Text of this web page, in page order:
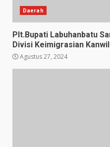
Daerah
Plt.Bupati Labuhanbatu
Divisi Keimigrasian
Agustus 27, 2024